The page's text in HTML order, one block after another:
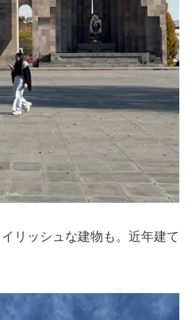
リッシュな建物も。近年建て